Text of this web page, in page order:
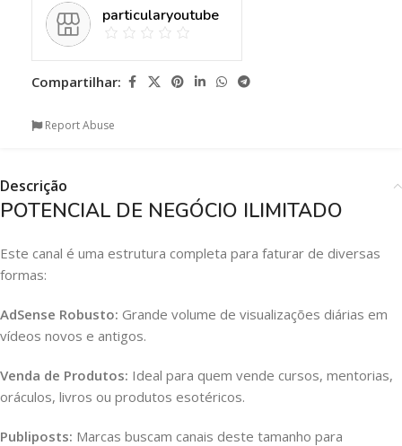
particularyoutube
Compartilhar:
Report Abuse
Descrição
POTENCIAL DE NEGÓCIO ILIMITADO
Este canal é uma estrutura completa para faturar de diversas
formas:
AdSense Robusto: Grande volume de visualizações diárias em
vídeos novos e antigos.
Venda de Produtos: Ideal para quem vende cursos, mentorias,
oráculos, livros ou produtos esotéricos.
Publiposts: Marcas buscam canais deste tamanho para